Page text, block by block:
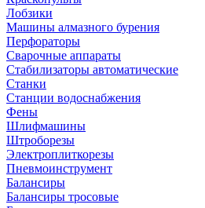
Лобзики
Машины алмазного бурения
Перфораторы
Сварочные аппараты
Стабилизаторы автоматические
Станки
Станции водоснабжения
Фены
Шлифмашины
Штроборезы
Электроплиткорезы
Пневмоинструмент
Балансиры
Балансиры тросовые